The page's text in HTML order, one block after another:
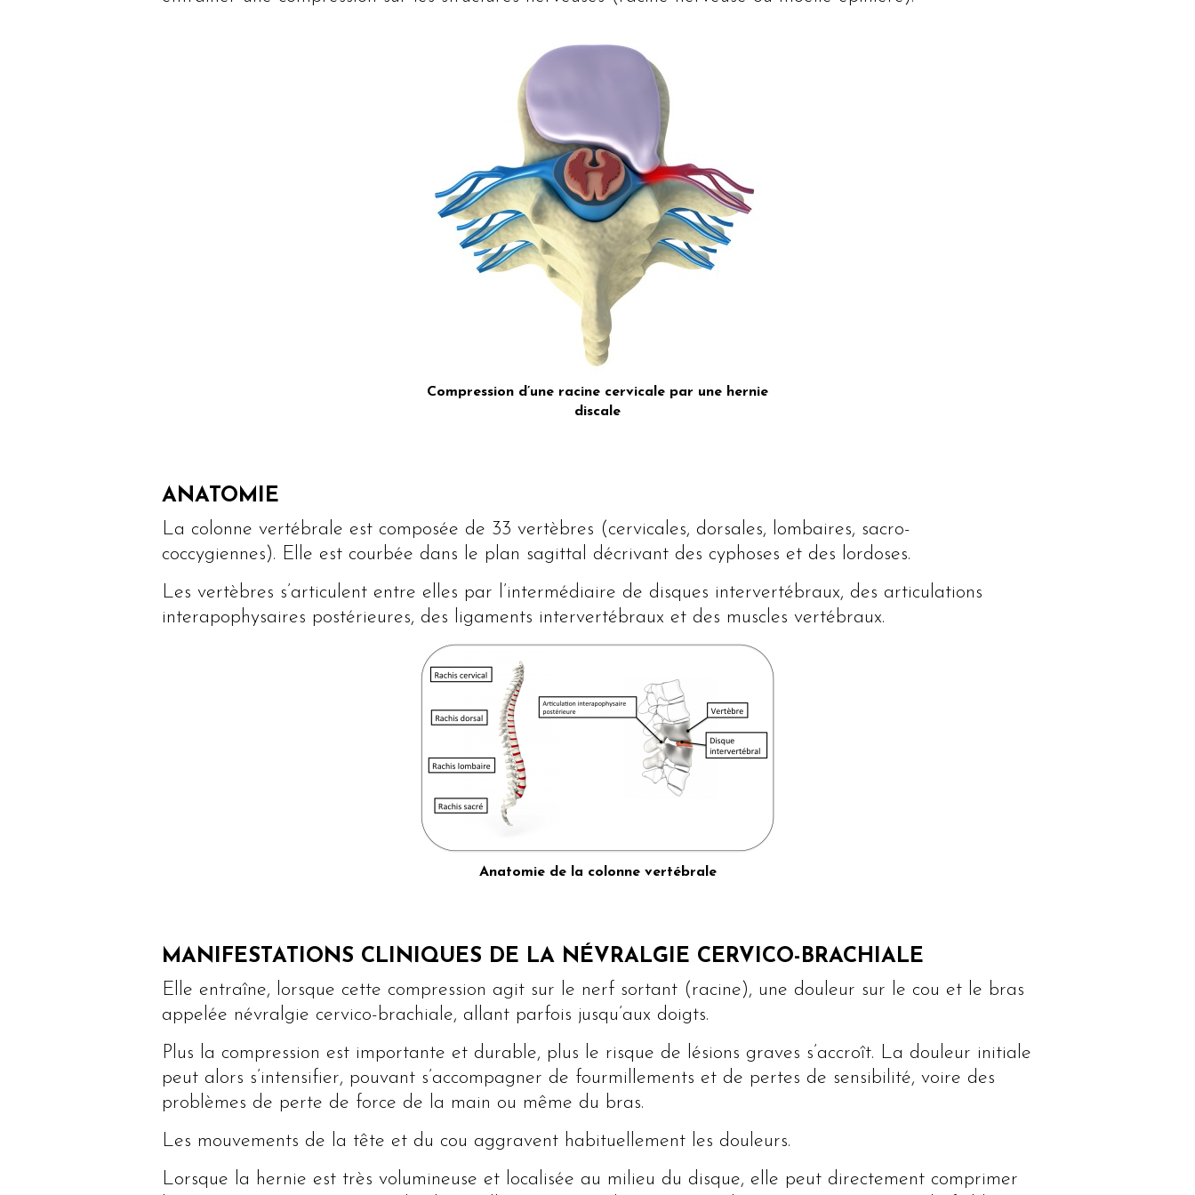
Compression d’une racine cervicale par une hernie
discale
ANATOMIE
La colonne vertébrale est composée de 33 vertèbres (cervicales, dorsales, lombaires, sacro-
coccygiennes). Elle est courbée dans le plan sagittal décrivant des cyphoses et des lordoses.
Les vertèbres s’articulent entre elles par l’intermédiaire de disques intervertébraux, des articulations
interapophysaires postérieures, des ligaments intervertébraux et des muscles vertébraux.
Anatomie de la colonne vertébrale
MANIFESTATIONS CLINIQUES DE LA NÉVRALGIE CERVICO-BRACHIALE
Elle entraîne, lorsque cette compression agit sur le nerf sortant (racine), une douleur sur le cou et le bras
appelée névralgie cervico-brachiale, allant parfois jusqu’aux doigts.
Plus la compression est importante et durable, plus le risque de lésions graves s’accroît. La douleur initiale
peut alors s’intensifier, pouvant s’accompagner de fourmillements et de pertes de sensibilité, voire des
problèmes de perte de force de la main ou même du bras.
Les mouvements de la tête et du cou aggravent habituellement les douleurs.
Lorsque la hernie est très volumineuse et localisée au milieu du disque, elle peut directement comprimer